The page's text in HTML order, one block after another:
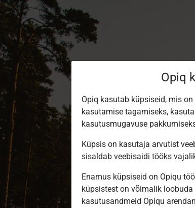
Opiq
Opiq kasutab küpsiseid, mis
kasutamise tagamiseks,
kasutusmugavuse
Küpsis on kasutaja arvutist
sisaldab veebisaidi tööks
Enamus küpsiseid on Opiqu
küpsistest on võimalik
kasutusandmeid Opiqu